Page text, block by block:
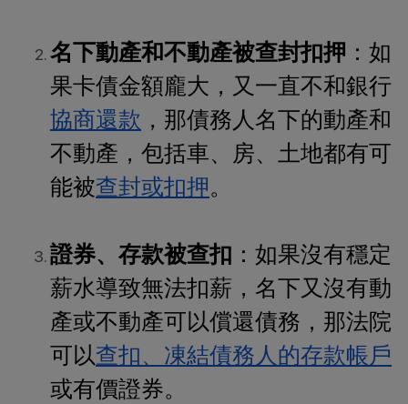
名下動產和不動產被查封扣押 ：如
果卡債金額龐大，又一直不和銀行
協商還款 ，那債務人名下的動產和
不動產，包括車、房、土地都有可
能被查封或扣押。
證券、存款被查扣 ：如果沒有穩定
薪水導致無法扣薪，名下又沒有動
產或不動產可以償還債務，那法院
可以查扣、凍結債務人的存款帳戶
或有價證券。